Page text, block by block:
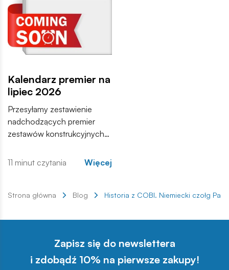
Kalendarz premier na
lipiec 2026
Przesyłamy zestawienie
nadchodzących premier
zestawów konstrukcyjnych
znajdują się zarówno
modele, które trafią do
tygodniach. Zachęcamy do
materiałami produktowymi.
11 minut czytania Więcej
Strona główna Blog Historia z COBI. Niemiecki czołg
Zapisz się do newslettera
i zdobądź 10% na pierwsze zakupy!